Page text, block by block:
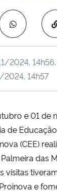
e
2024, 14h56
14h57
e 01 de
de Educação
(CEE)
das
visitas
e